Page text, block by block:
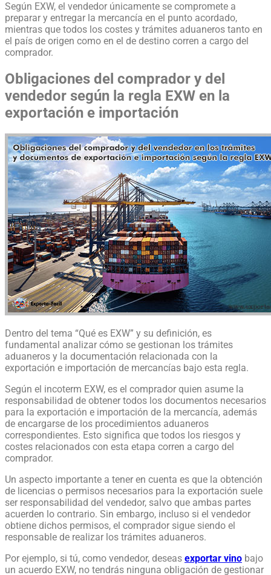
Según EXW, el vendedor únicamente se compromete a
preparar y entregar la mercancía en el punto acordado,
mientras que todos los costes y trámites aduaneros tanto en
el país de origen como en el de destino corren a cargo del
comprador.
Obligaciones del comprador y del
vendedor según la regla EXW en la
exportación e importación
Dentro del tema “Qué es EXW” y su definición, es
fundamental analizar cómo se gestionan los trámites
aduaneros y la documentación relacionada con la
exportación e importación de mercancías bajo esta regla.
Según el incoterm EXW, es el comprador quien asume la
responsabilidad de obtener todos los documentos necesarios
para la exportación e importación de la mercancía, además
de encargarse de los procedimientos aduaneros
correspondientes. Esto significa que todos los riesgos y
costes relacionados con esta etapa corren a cargo del
comprador.
Un aspecto importante a tener en cuenta es que la obtención
de licencias o permisos necesarios para la exportación suele
ser responsabilidad del vendedor, salvo que ambas partes
acuerden lo contrario. Sin embargo, incluso si el vendedor
obtiene dichos permisos, el comprador sigue siendo el
responsable de realizar los trámites aduaneros.
Por ejemplo, si tú, como vendedor, deseas exportar vino bajo
un acuerdo EXW, no tendrás ninguna obligación de gestionar